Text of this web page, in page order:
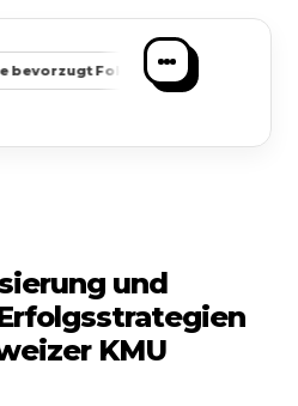
Fokus ✦ Passende Anfragen
und
KMU